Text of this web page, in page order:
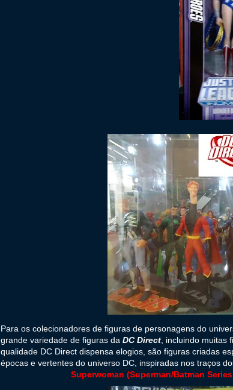
Para os colecionadores de figuras de personagens do
grande variedade de figuras da DC Direct , incluindo
qualidade DC Direct dispensa elogios, são figuras criadas
épocas e vertentes do universo DC, inspiradas nos traços
Superwoman (Superman/Batman